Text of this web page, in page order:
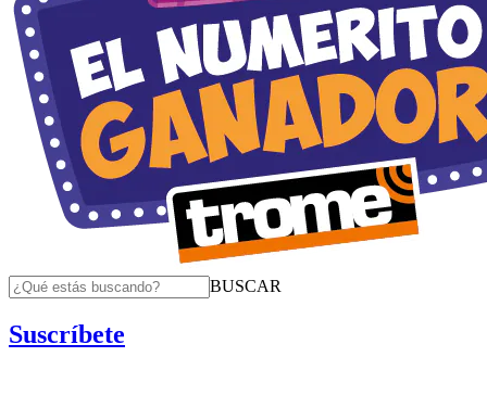
BUSCAR
Suscríbete